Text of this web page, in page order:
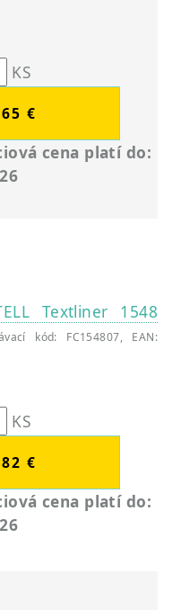
KS
cena platí do:
Textliner 1548
kód: FC154807, EAN:
KS
cena platí do: